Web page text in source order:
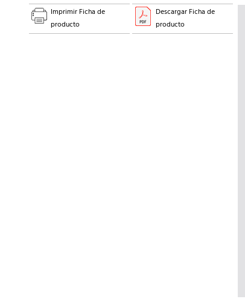
Imprimir Ficha de
producto
Descargar Ficha de
producto